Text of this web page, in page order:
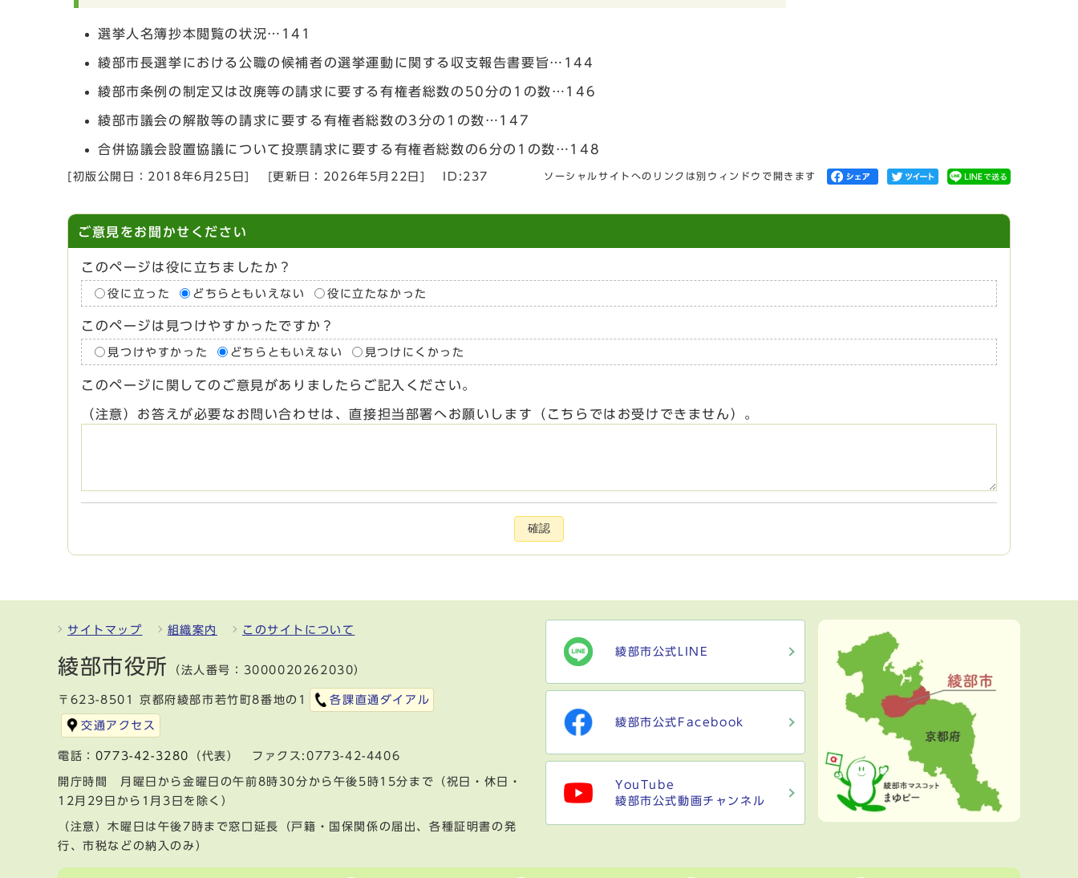
選挙人名簿抄本閲覧の状況…141
綾部市長選挙における公職の候補者の選挙運動に関する収支報告書要旨…144
綾部市条例の制定又は改廃等の請求に要する有権者総数の50分の1の数…146
綾部市議会の解散等の請求に要する有権者総数の3分の1の数…147
合併協議会設置協議について投票請求に要する有権者総数の6分の1の数…148
[初版公開日： 2018年6月25日 [更新日： 2026年5月22日 ID:237 ソーシャルサイトへのリンクは別ウィンドウで開きます
ご意見をお聞かせください
このページは役に立ちましたか？
役に立った どちらともいえない 役に立たなかった
このページは見つけやすかったですか？
見つけやすかった どちらともいえない 見つけにくかった
このページに関してのご意見がありましたらご記入ください。
（注意）お答えが必要なお問い合わせは、直接担当部署へお願いします（こちらではお受けできません）。
確認
サイトマップ 組織案内 このサイトについて
綾部市役所 （法人番号：3000020262030）
〒623-8501 京都府綾部市若竹町8番地の1 各課直通ダイアル
交通アクセス
電話： 0773-42-3280 （代表） ファクス:0773-42-4406
開庁時間 月曜日から金曜日の午前8時30分から午後5時15分まで（祝日・休日・
12月29日から1月3日を除く）
（注意）木曜日は午後7時まで窓口延長（戸籍・国保関係の届出、各種証明書の発
行、市税などの納入のみ）
綾部市公式LINE
綾部市公式Facebook
YouTube
綾部市公式動画チャンネル